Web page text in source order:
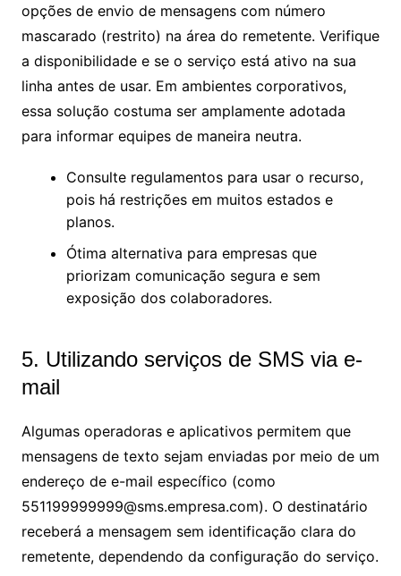
opções de envio de mensagens com número
mascarado (restrito) na área do remetente. Verifique
a disponibilidade e se o serviço está ativo na sua
linha antes de usar. Em ambientes corporativos,
essa solução costuma ser amplamente adotada
para informar equipes de maneira neutra.
Consulte regulamentos para usar o recurso,
pois há restrições em muitos estados e
planos.
Ótima alternativa para empresas que
priorizam comunicação segura e sem
exposição dos colaboradores.
5. Utilizando serviços de SMS via e-
mail
Algumas operadoras e aplicativos permitem que
mensagens de texto sejam enviadas por meio de um
endereço de e-mail específico (como
551199999999@sms.empresa.com). O destinatário
receberá a mensagem sem identificação clara do
remetente, dependendo da configuração do serviço.